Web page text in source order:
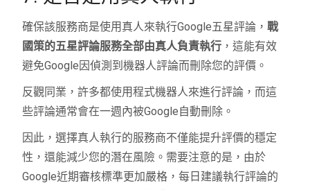
確保該服務商是使用真人來執行Google五星評論，戰
國策的五星評論服務全部由真人負責執行 ，這能有效
避免Google因偵測到機器人評論而刪除您的評價。
反觀同業，許多都使用程式機器人來進行評論，而這
些評論通常會在一週內被Google自動刪除。
因此，選擇真人執行的服務商不僅能提升評價的穩定
性，還能減少您的潛在風險。需要注意的是，由於
Google近期審核標準更加嚴格，每日建議執行評論的